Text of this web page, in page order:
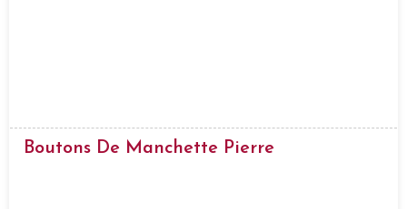
Boutons De Manchette Pierre